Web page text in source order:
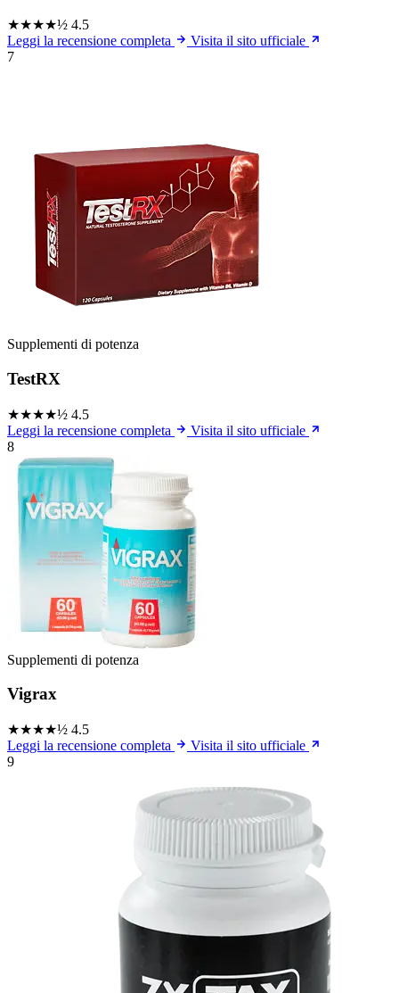
★★★★½ 4.5
Leggi la recensione completa
Visita il sito ufficiale
7
Supplementi di potenza
TestRX
★★★★½ 4.5
Leggi la recensione completa
Visita il sito ufficiale
8
Supplementi di potenza
Vigrax
★★★★½ 4.5
Leggi la recensione completa
Visita il sito ufficiale
9